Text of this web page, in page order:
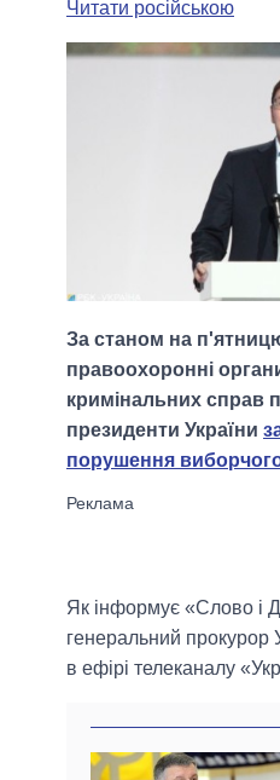
Читати російською
За станом на
правоохоронні
кримінальних справ
президенти України
порушення
Як інформує «Слово і
генеральний прокурор
в ефірі телеканалу